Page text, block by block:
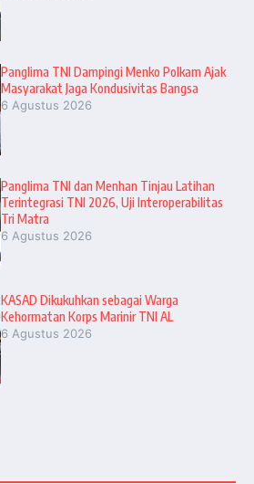
Panglima TNI Dampingi Menko Polkam Ajak
Masyarakat Jaga Kondusivitas Bangsa
6 Agustus 2026
Panglima TNI dan Menhan Tinjau Latihan
Terintegrasi TNI 2026, Uji Interoperabilitas
Tri Matra
6 Agustus 2026
KASAD Dikukuhkan sebagai Warga
Kehormatan Korps Marinir TNI AL
6 Agustus 2026